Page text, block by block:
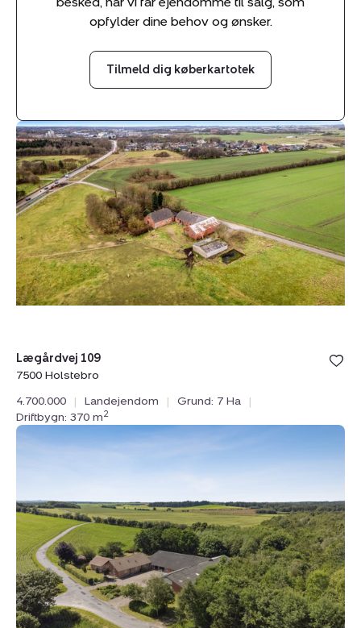
opfylder dine behov og ønsker.
Tilmeld dig køberkartotek
Landejendom:
Lægårdvej
109,
7500
Holstebro
Bolig er
under
Lægårdvej 109
7500 Holstebro
4.700.000
| Landejendom | Grund: 7 Ha
|
Driftbygn: 370 m2
Landejendom:
9460
Brovst